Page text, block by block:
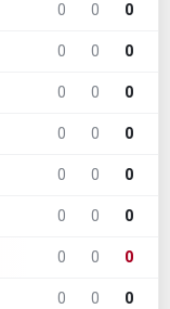
0 0 0
0 0 0
0 0 0
0 0 0
0 0 0
0 0 0
0 0 0
0 0 0